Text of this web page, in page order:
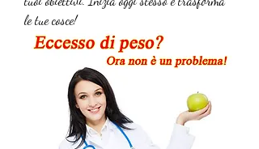
le tue cosce!